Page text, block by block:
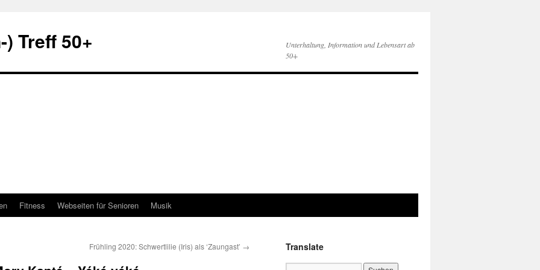
Treff 50+
Unterhaltung, Information und Lebensart ab
50+
Fitness Webseiten für Senioren Musik
Frühling 2020: Schwertlilie (Iris) als ‘Zaungast’ → Translate